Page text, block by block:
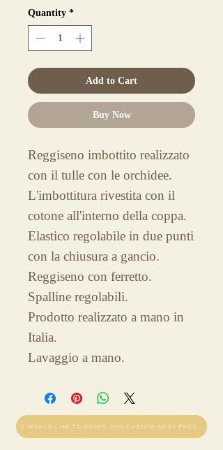
Quantity *
Add to Cart
Buy Now
Reggiseno imbottito realizzato
con il tulle con le orchidee.
L'imbottitura rivestita con il
cotone all'interno della coppa.
Elastico regolabile in due punti
con la chiusura a gancio.
Reggiseno con ferretto.
Spalline regolabili.
Prodotto realizzato a mano in
Italia.
Lavaggio a mano.
I WOULD LIKE TO ORDER THIS CUSTOM-MADE PRODUCT